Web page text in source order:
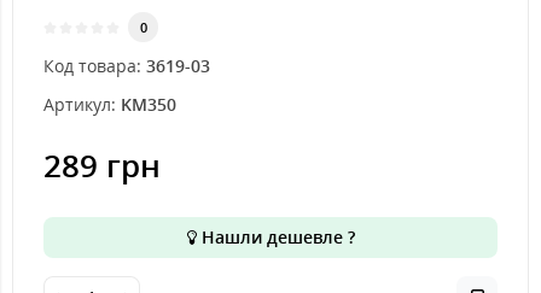
0
Код товара: 3619-03
Артикул: KM350
289 грн
Нашли дешевле ?